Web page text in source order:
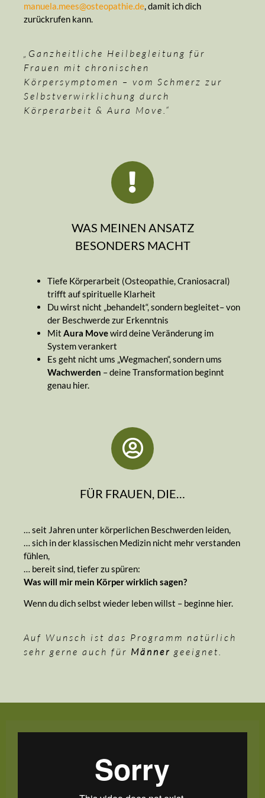
manuela.mees@osteopathie.de, damit ich dich
zurückrufen kann.
„Ganzheitliche Heilbegleitung für
Frauen mit chronischen
Körpersymptomen – vom Schmerz zur
Selbstverwirklichung durch
Körperarbeit & Aura Move.“
WAS MEINEN ANSATZ
BESONDERS MACHT
Tiefe Körperarbeit (Osteopathie, Craniosacral)
trifft auf spirituelle Klarheit
Du wirst nicht „behandelt“, sondern begleitet– von
der Beschwerde zur Erkenntnis
Mit Aura Movewird deine Veränderung im
System verankert
Es geht nicht ums „Wegmachen“, sondern ums
Wachwerden – deine Transformation beginnt
genau hier.
FÜR FRAUEN, DIE…
… seit Jahren unter körperlichen Beschwerden leiden,
… sich in der klassischen Medizin nicht mehr verstanden
fühlen,
… bereit sind, tiefer zu spüren:
Was will mir mein Körper wirklich sagen?
Wenn du dich selbst wieder leben willst – beginne hier.
Auf Wunsch ist das Programm natürlich
sehr gerne auch für Männer geeignet.